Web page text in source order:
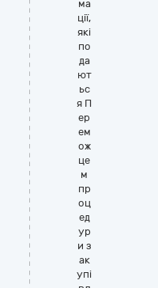
ма
ції,
які
по
да
ют
ьс
я П
ер
ем
ож
це
м
пр
оц
ед
ур
и з
ак
упі